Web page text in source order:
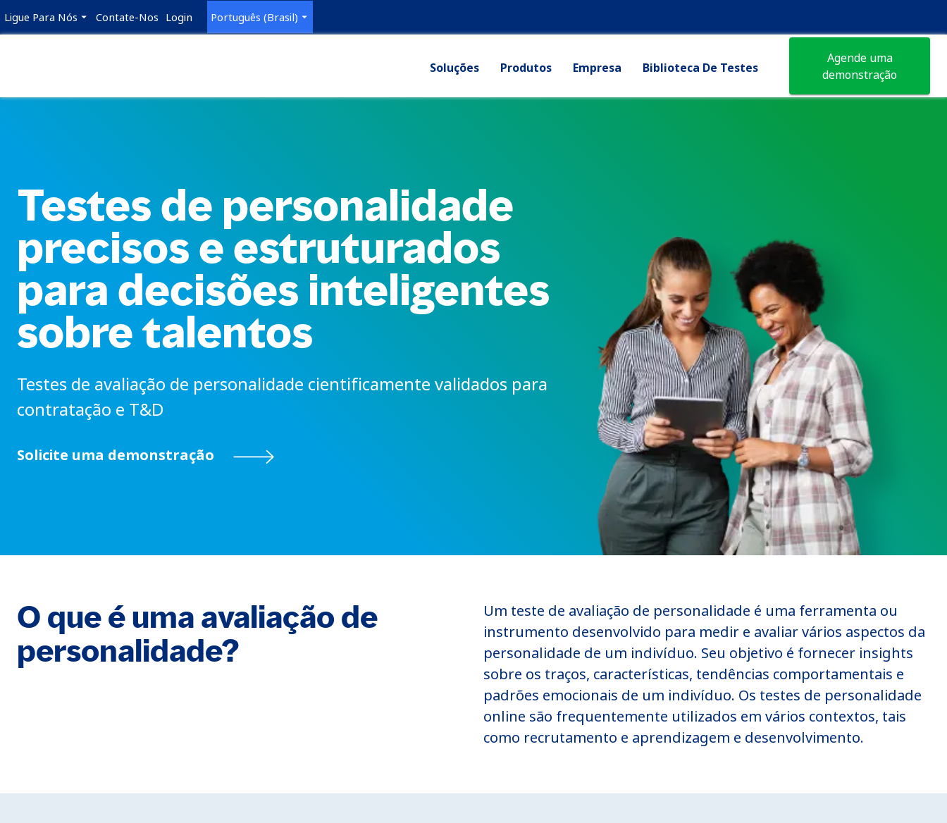
Ligue Para Nós Contate-Nos Login Português (Brasil)
Soluções Produtos Empresa Biblioteca De Testes
Agende uma
demonstração
Testes de personalidade
precisos e estruturados
para decisões inteligentes
sobre talentos
Testes de avaliação de personalidade cientificamente validados para
contratação e T&D
Solicite uma demonstração
O que é uma avaliação de
personalidade?
Um teste de avaliação de personalidade é uma ferramenta ou
instrumento desenvolvido para medir e avaliar vários aspectos da
personalidade de um indivíduo. Seu objetivo é fornecer insights
sobre os traços, características, tendências comportamentais e
padrões emocionais de um indivíduo. Os testes de personalidade
online são frequentemente utilizados em vários contextos, tais
como recrutamento e aprendizagem e desenvolvimento.